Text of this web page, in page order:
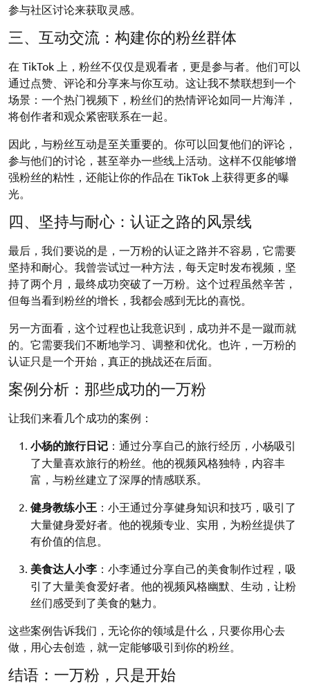
参与社区讨论来获取灵感。
三、互动交流：构建你的粉丝群体
在 TikTok 上，粉丝不仅仅是观看者，更是参与者。他们可以
通过点赞、评论和分享来与你互动。这让我不禁联想到一个
场景：一个热门视频下，粉丝们的热情评论如同一片海洋，
将创作者和观众紧密联系在一起。
因此，与粉丝互动是至关重要的。你可以回复他们的评论，
参与他们的讨论，甚至举办一些线上活动。这样不仅能够增
强粉丝的粘性，还能让你的作品在 TikTok 上获得更多的曝
光。
四、坚持与耐心：认证之路的风景线
最后，我们要说的是，一万粉的认证之路并不容易，它需要
坚持和耐心。我曾尝试过一种方法，每天定时发布视频，坚
持了两个月，最终成功突破了一万粉。这个过程虽然辛苦，
但每当看到粉丝的增长，我都会感到无比的喜悦。
另一方面看，这个过程也让我意识到，成功并不是一蹴而就
的。它需要我们不断地学习、调整和优化。也许，一万粉的
认证只是一个开始，真正的挑战还在后面。
案例分析：那些成功的一万粉
让我们来看几个成功的案例：
小杨的旅行日记 ：通过分享自己的旅行经历，小杨吸引
了大量喜欢旅行的粉丝。他的视频风格独特，内容丰
富，与粉丝建立了深厚的情感联系。
健身教练小王 ：小王通过分享健身知识和技巧，吸引了
大量健身爱好者。他的视频专业、实用，为粉丝提供了
有价值的信息。
美食达人小李 ：小李通过分享自己的美食制作过程，吸
引了大量美食爱好者。他的视频风格幽默、生动，让粉
丝们感受到了美食的魅力。
这些案例告诉我们，无论你的领域是什么，只要你用心去
做，用心去创造，就一定能够吸引到你的粉丝。
结语：一万粉，只是开始